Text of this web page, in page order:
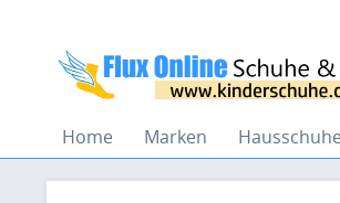
Home Marken Hausschuhe